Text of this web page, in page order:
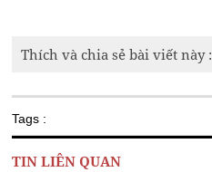
Thích và chia sẻ bài viết này :
Tags :
TIN LIÊN QUAN